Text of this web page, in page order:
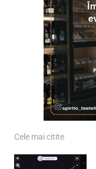
Cele mai citite